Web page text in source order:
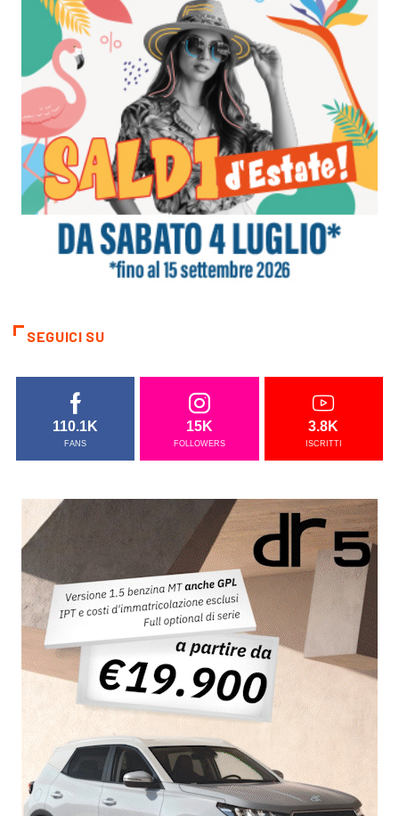
SEGUICI SU
110.1K
FANS
15K
FOLLOWERS
3.8K
ISCRITTI